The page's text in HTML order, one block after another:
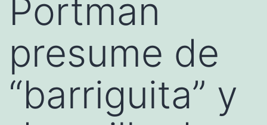
Portman
presume de
“barriguita” y